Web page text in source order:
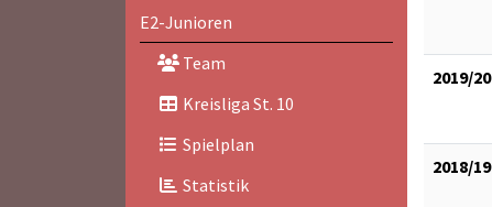
E2-Junioren
Team
Kreisliga St. 10
Spielplan
Statistik
2019/20
2018/19